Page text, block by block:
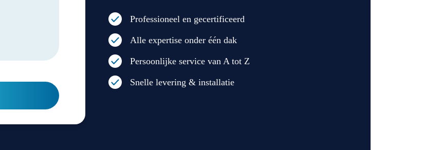
Professioneel en gecertificeerd
Alle expertise onder één dak
Persoonlijke service van A tot Z
Snelle levering & installatie